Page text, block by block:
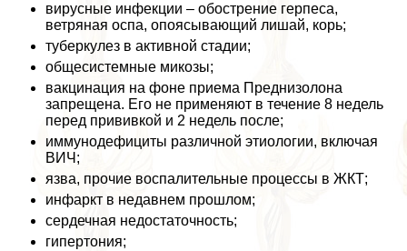
вирусные инфекции – обострение гepпeса,
ветряная оспа, опоясывающий лишай, корь;
туберкулез в активной стадии;
общесистемные микозы;
вакцинация на фоне приема Преднизолона
запрещена. Его не применяют в течение 8 недель
перед прививкой и 2 недель после;
иммунодефициты различной этиологии, включая
ВИЧ;
язва, прочие воспалительные процессы в ЖКТ;
инфаркт в недавнем прошлом;
сердечная недостаточность;
гипертония;